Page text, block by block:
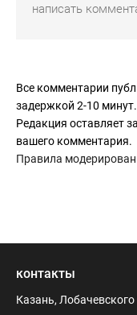
Все комментарии
задержкой 2-10 минут.
Редакция оставляет
вашего комментария.
Правила
контакты
Казань, Лобачевского